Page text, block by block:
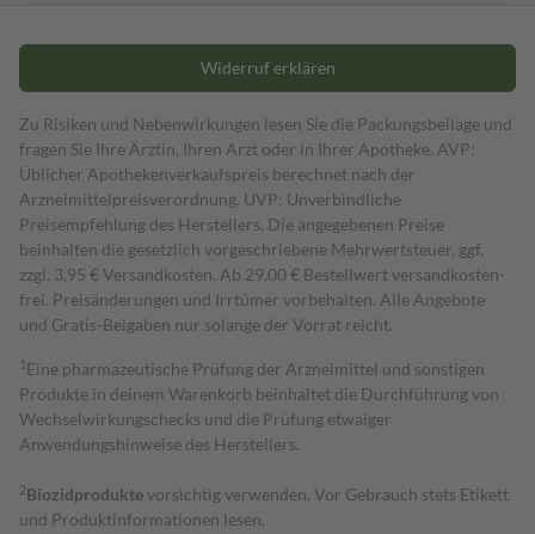
Widerruf erklären
Zu Risiken und Nebenwirkungen lesen Sie die Packungsbeilage und
fragen Sie Ihre Ärztin, Ihren Arzt oder in Ihrer Apotheke. AVP:
Üblicher Apothekenverkaufspreis berechnet nach der
Arzneimittelpreisverordnung. UVP: Unverbindliche
Preisempfehlung des Herstellers. Die angegebenen Preise
beinhalten die gesetzlich vorgeschriebene Mehrwertsteuer, ggf.
zzgl. 3,95 € Versandkosten. Ab 29,00 € Bestell­wert versand­kosten­
frei. Preisänderungen und Irrtümer vorbehalten. Alle Angebote
und Gratis-Beigaben nur solange der Vorrat reicht.
1 Eine pharmazeutische Prüfung der Arzneimittel und sonstigen
Produkte in deinem Warenkorb beinhaltet die Durchführung von
Wechselwirkungschecks und die Prüfung etwaiger
Anwendungshinweise des Herstellers.
2Biozidproduktevorsichtig verwenden. Vor Gebrauch stets Etikett
und Produktinformationen lesen.